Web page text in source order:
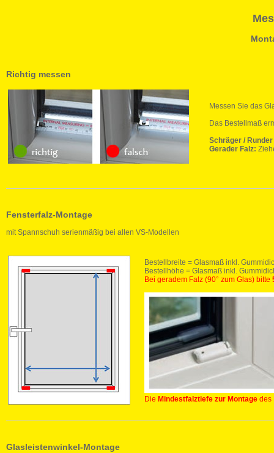
Richtig messen
Messen Sie das
Das Bestellmaß
Schräger / Runder
Gerader Falz:
Fensterfalz-Montage
mit Spannschuh serienmäßig bei allen VS-Modellen
Bestellbreite = Glasmaß inkl.
Bestellhöhe = Glasmaß inkl.
Bei geradem Falz (90° zum Glas) bitte
Die Mindestfalztiefe zur Montage des
Glasleistenwinkel-Montage